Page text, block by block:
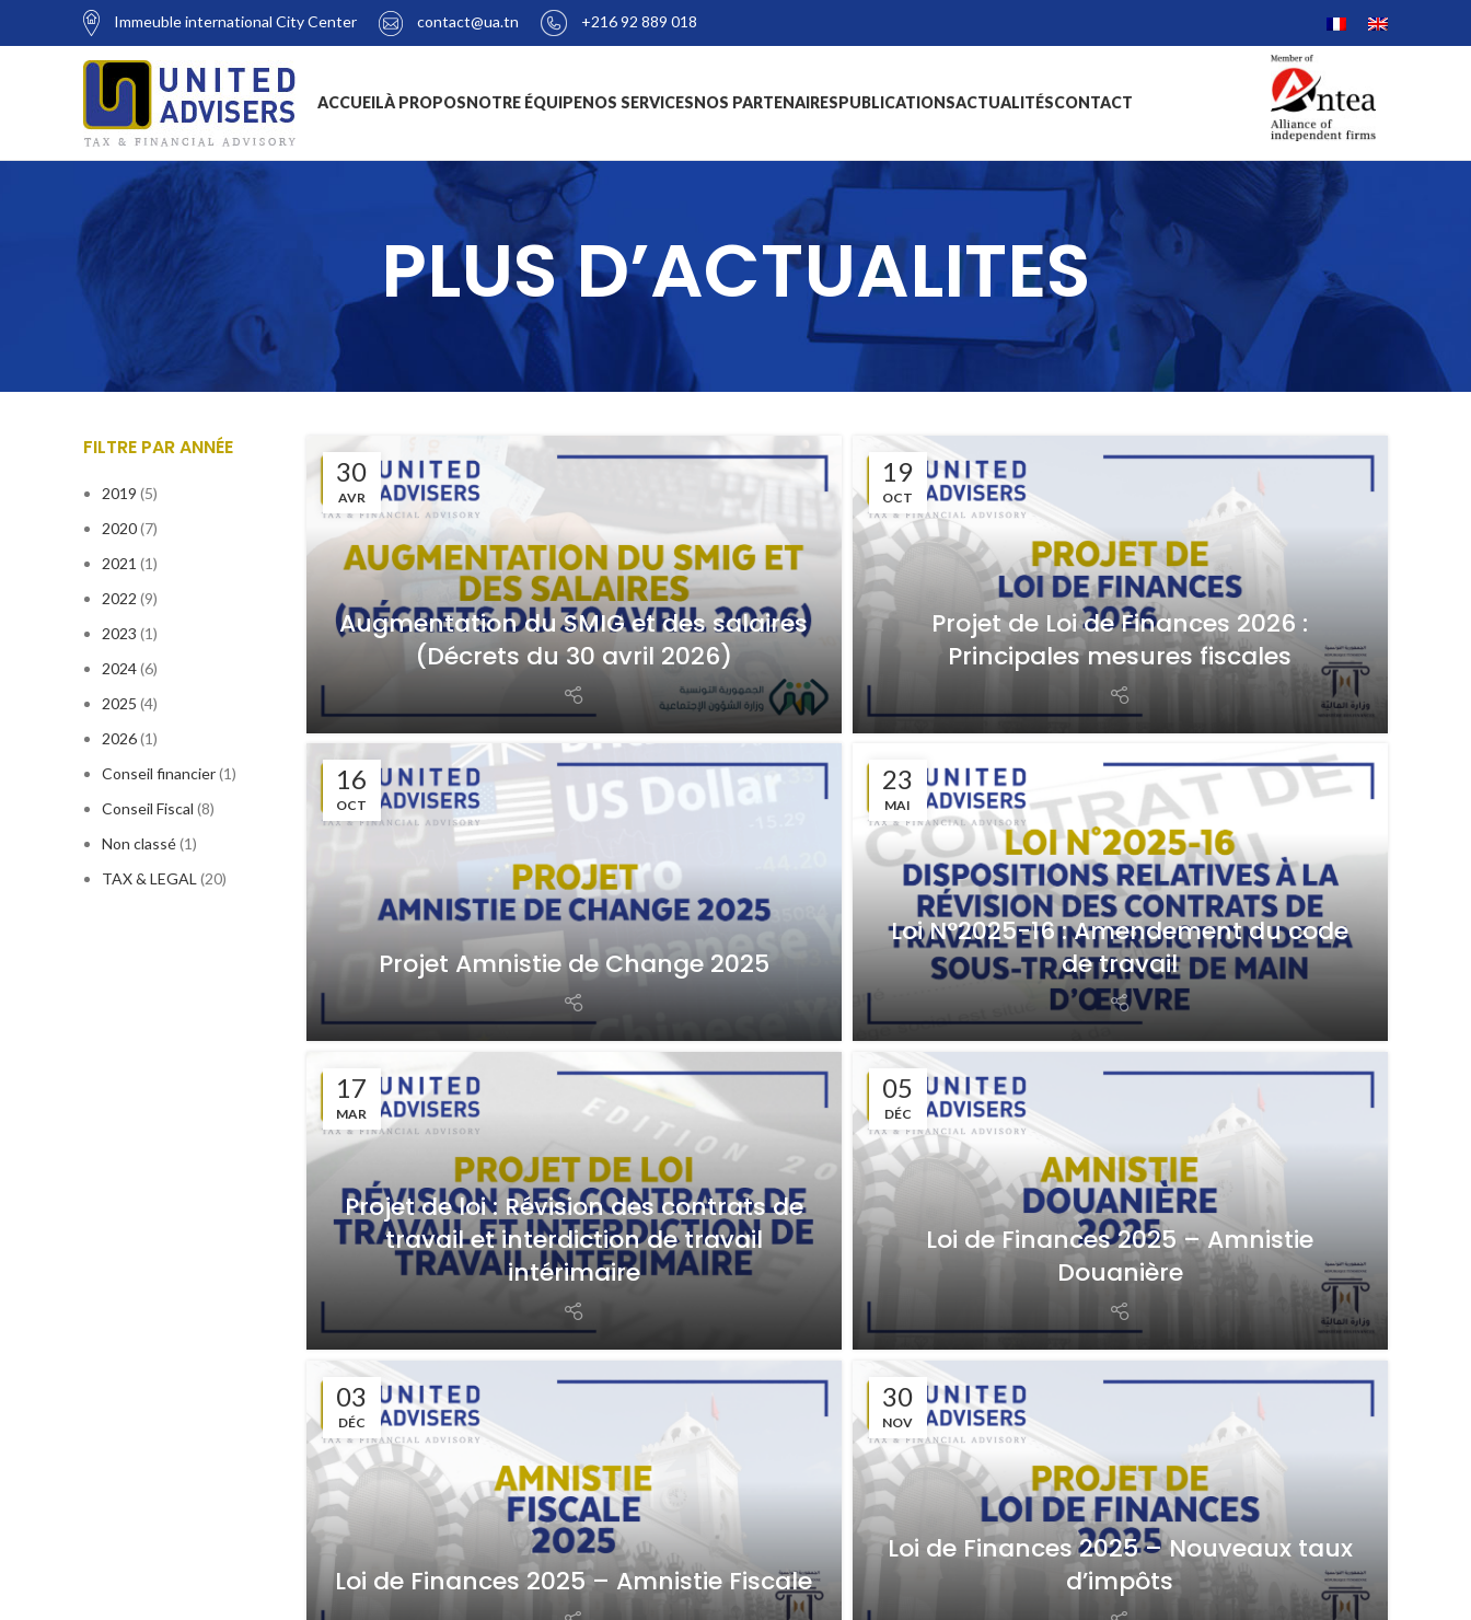
Immeuble international City Center contact@ua.tn +216 92 889 018
ACCUEILÀ PROPOSNOTRE ÉQUIPENOS SERVICESNOS PARTENAIRESPUBLICATIONSACTUALITÉSCONTACT
PLUS D’ACTUALITES
30
AVR
Augmentation du SMIG et des salaires
(Décrets du 30 avril 2026)
19
OCT
Projet de Loi de Finances 2026 :
Principales mesures fiscales
16
OCT
Projet Amnistie de Change 2025
23
MAI
Loi N°2025-16 : Amendement du code
de travail
17
MAR
Projet de loi : Révision des contrats de
travail et interdiction de travail
intérimaire
05
DÉC
Loi de Finances 2025 – Amnistie
Douanière
03
DÉC
Loi de Finances 2025 – Amnistie Fiscale
30
NOV
Loi de Finances 2025 – Nouveaux taux
d’impôts
FILTRE PAR ANNÉE
2019 (5)
2020(7)
2021 (1)
2022 (9)
2023 (1)
2024(6)
2025 (4)
2026(1)
Conseil financier(1)
Conseil Fiscal (8)
Non classé(1)
TAX & LEGAL (20)